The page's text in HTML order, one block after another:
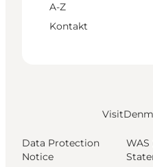
A-Z
Kontakt
Data Protection
Notice
WAS